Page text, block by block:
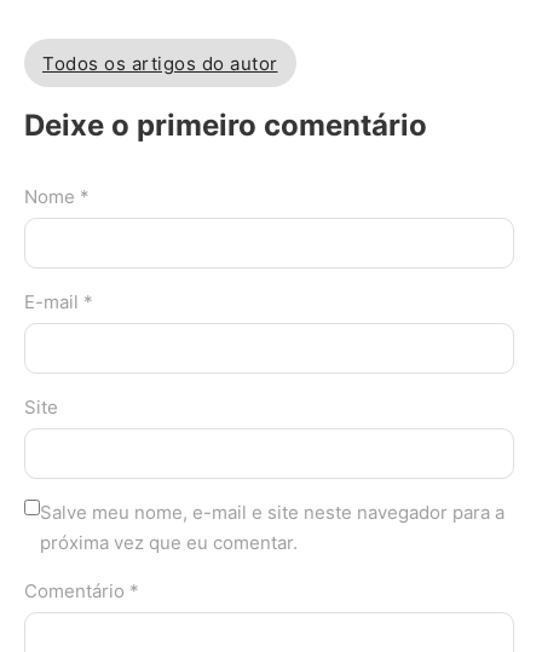
Todos os artigos do autor
Deixe o primeiro comentário
Nome *
E-mail *
Site
Salve meu nome, e-mail e site neste navegador para a
próxima vez que eu comentar.
Comentário *